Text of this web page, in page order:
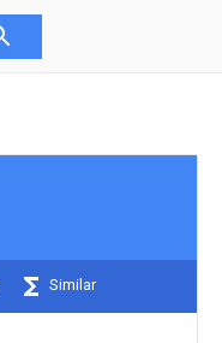
Similar